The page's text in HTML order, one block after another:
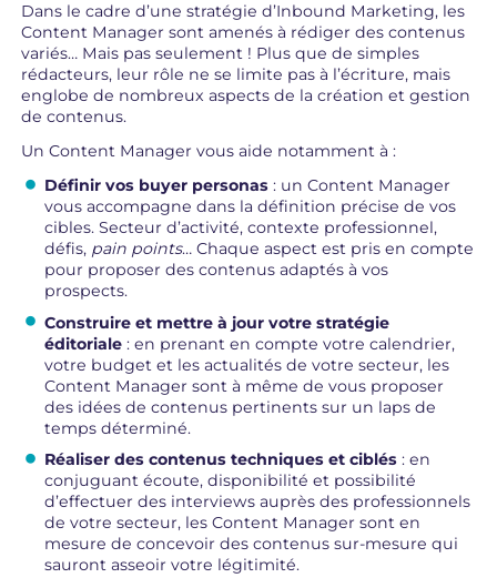
Dans le cadre d’une stratégie d’Inbound Marketing, les
Content Manager sont amenés à rédiger des contenus
variés… Mais pas seulement ! Plus que de simples
rédacteurs, leur rôle ne se limite pas à l’écriture, mais
englobe de nombreux aspects de la création et gestion
de contenus.
Un Content Manager vous aide notamment à :
Définir vos buyer personas : un Content Manager
vous accompagne dans la définition précise de vos
cibles. Secteur d’activité, contexte professionnel,
défis, pain points… Chaque aspect est pris en compte
pour proposer des contenus adaptés à vos
prospects.
Construire et mettre à jour votre stratégie
éditoriale : en prenant en compte votre calendrier,
votre budget et les actualités de votre secteur, les
Content Manager sont à même de vous proposer
des idées de contenus pertinents sur un laps de
temps déterminé.
Réaliser des contenus techniques et ciblés : en
conjuguant écoute, disponibilité et possibilité
d’effectuer des interviews auprès des professionnels
de votre secteur, les Content Manager sont en
mesure de concevoir des contenus sur-mesure qui
sauront asseoir votre légitimité.